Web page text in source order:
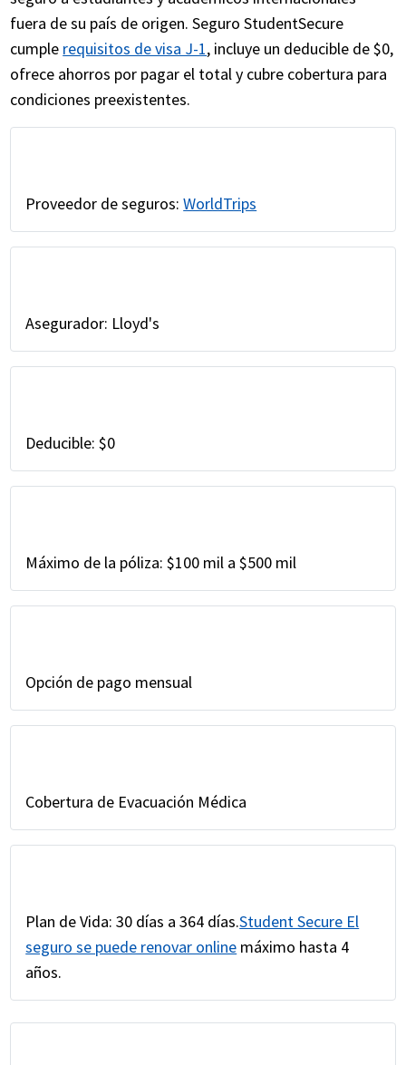
fuera de su país de origen. Seguro StudentSecure
cumple requisitos de visa J-1, incluye un deducible de $0,
ofrece ahorros por pagar el total y cubre cobertura para
condiciones preexistentes.
Proveedor de seguros:WorldTrips
Asegurador: Lloyd's
Deducible: $0
Máximo de la póliza: $100 mil a $500 mil
Opción de pago mensual
Cobertura de Evacuación Médica
Plan de Vida: 30 días a 364 días.Student Secure El
seguro se puede renovar online máximo hasta 4
años.